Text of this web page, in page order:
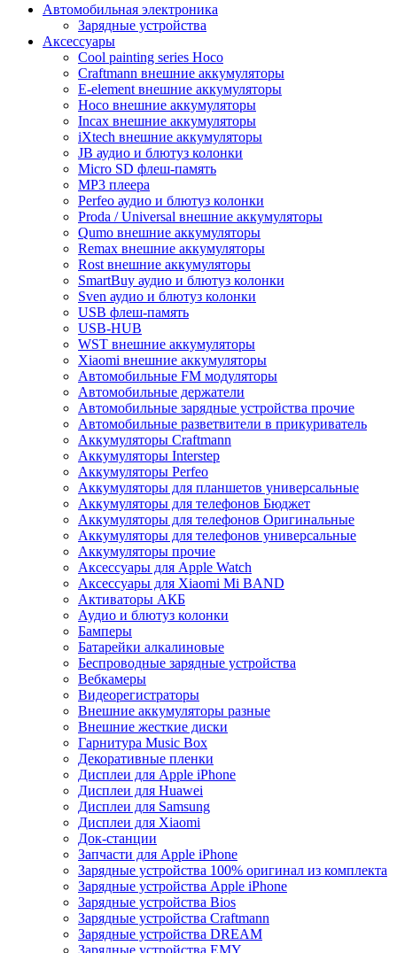
Автомобильная электроника
Зарядные устройства
Аксессуары
Cool painting series Hoco
Craftmann внешние аккумуляторы
E-element внешние аккумуляторы
Hoco внешние аккумуляторы
Incax внешние аккумуляторы
iXtech внешние аккумуляторы
JB аудио и блютуз колонки
Micro SD флеш-память
MP3 плеера
Perfeo аудио и блютуз колонки
Proda / Universal внешние аккумуляторы
Qumo внешние аккумуляторы
Remax внешние аккумуляторы
Rost внешние аккумуляторы
SmartBuy аудио и блютуз колонки
Sven аудио и блютуз колонки
USB флеш-память
USB-HUB
WST внешние аккумуляторы
Xiaomi внешние аккумуляторы
Автомобильные FM модуляторы
Автомобильные держатели
Автомобильные зарядные устройства прочие
Автомобильные разветвители в прикуриватель
Аккумуляторы Craftmann
Аккумуляторы Interstep
Аккумуляторы Perfeo
Аккумуляторы для планшетов универсальные
Аккумуляторы для телефонов Бюджет
Аккумуляторы для телефонов Оригинальные
Аккумуляторы для телефонов универсальные
Аккумуляторы прочие
Аксессуары для Apple Watch
Аксессуары для Xiaomi Mi BAND
Активаторы АКБ
Аудио и блютуз колонки
Бамперы
Батарейки алкалиновые
Беспроводные зарядные устройства
Вебкамеры
Видеорегистраторы
Внешние аккумуляторы разные
Внешние жесткие диски
Гарнитура Music Box
Декоративные пленки
Дисплеи для Apple iPhone
Дисплеи для Huawei
Дисплеи для Samsung
Дисплеи для Xiaomi
Док-станции
Запчасти для Apple iPhone
Зарядные устройства 100% оригинал из комплекта
Зарядные устройства Apple iPhone
Зарядные устройства Bios
Зарядные устройства Craftmann
Зарядные устройства DREAM
Зарядные устройства EMY